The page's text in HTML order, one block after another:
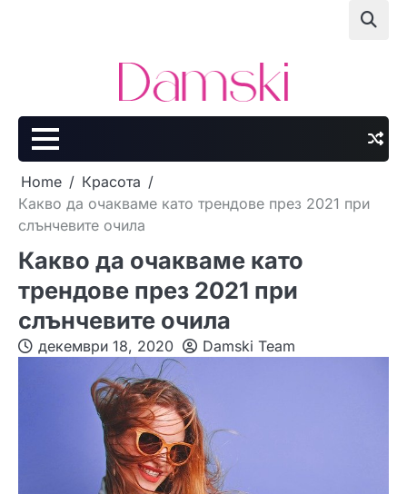
Home
Красота
Какво да очакваме като трендове през 2021 при
слънчевите очила
Какво да очакваме като
трендове през 2021 при
слънчевите очила
декември 18, 2020 Damski Team